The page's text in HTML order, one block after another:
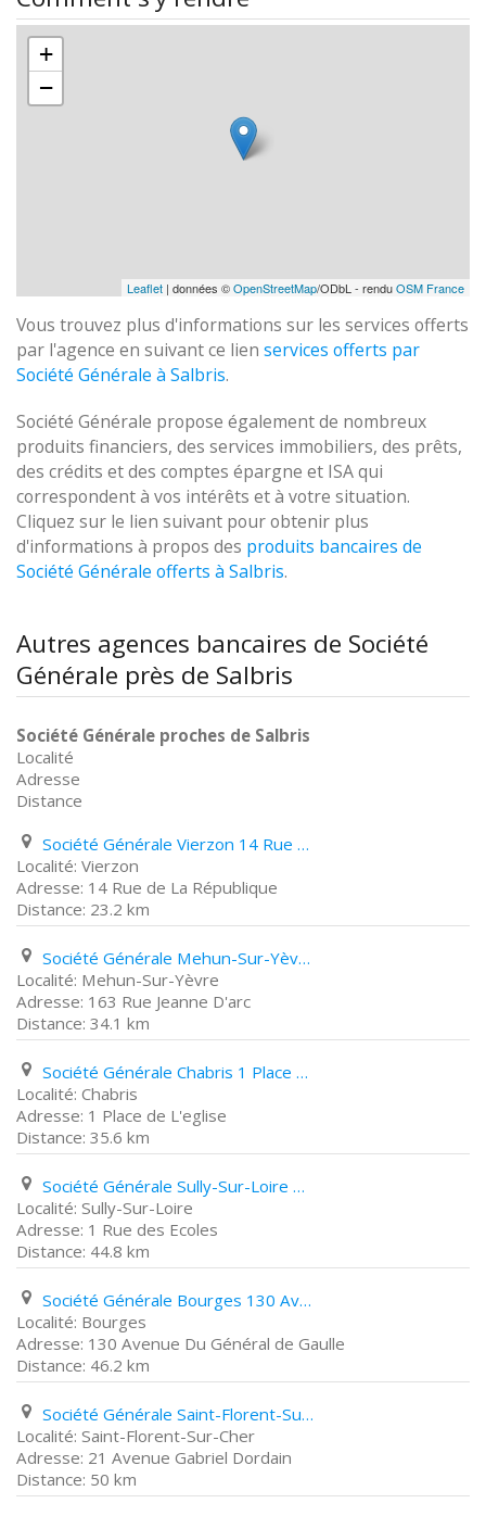
+
−
Leaflet | données ©OpenStreetMap/ODbL - renduOSM France
Vous trouvez plus d'informations sur les services offerts
par l'agence en suivant ce lien services offerts par
Société Générale à Salbris.
Société Générale propose également de nombreux
produits financiers, des services immobiliers, des prêts,
des crédits et des comptes épargne et ISA qui
correspondent à vos intérêts et à votre situation.
Cliquez sur le lien suivant pour obtenir plus
d'informations à propos des produits bancaires de
Société Générale offerts à Salbris.
Autres agences bancaires de Société
Générale près de Salbris
Société Générale proches de Salbris
Localité
Adresse
Distance
Société Générale Vierzon 14 Rue de La République
Vierzon
14 Rue de La République
23.2 km
Société Générale Mehun-Sur-Yèvre 163 Rue Jeanne D'arc
Mehun-Sur-Yèvre
163 Rue Jeanne D'arc
34.1 km
Société Générale Chabris 1 Place de L'eglise
Chabris
1 Place de L'eglise
35.6 km
Société Générale Sully-Sur-Loire 1 Rue des Ecoles
Sully-Sur-Loire
1 Rue des Ecoles
44.8 km
Société Générale Bourges 130 Avenue Du Général de Gaulle
Bourges
130 Avenue Du Général de Gaulle
46.2 km
Société Générale Saint-Florent-Sur-Cher 21 Avenue Gabriel Dordain
Saint-Florent-Sur-Cher
21 Avenue Gabriel Dordain
50 km